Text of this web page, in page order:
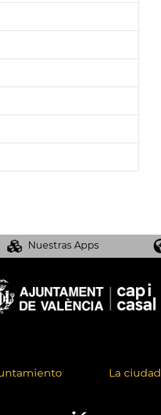
Nuestras Apps
La ciudad